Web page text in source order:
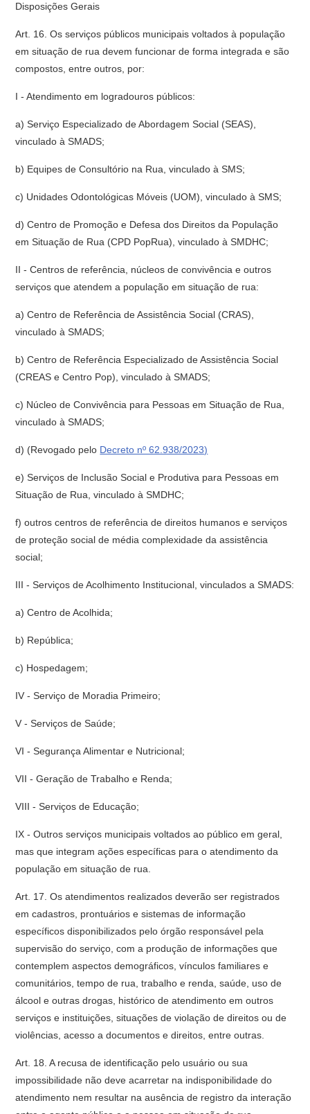
Disposições Gerais
Art. 16. Os serviços públicos municipais voltados à população
em situação de rua devem funcionar de forma integrada e são
compostos, entre outros, por:
I - Atendimento em logradouros públicos:
a) Serviço Especializado de Abordagem Social (SEAS),
vinculado à SMADS;
b) Equipes de Consultório na Rua, vinculado à SMS;
c) Unidades Odontológicas Móveis (UOM), vinculado à SMS;
d) Centro de Promoção e Defesa dos Direitos da População
em Situação de Rua (CPD PopRua), vinculado à SMDHC;
II - Centros de referência, núcleos de convivência e outros
serviços que atendem a população em situação de rua:
a) Centro de Referência de Assistência Social (CRAS),
vinculado à SMADS;
b) Centro de Referência Especializado de Assistência Social
(CREAS e Centro Pop), vinculado à SMADS;
c) Núcleo de Convivência para Pessoas em Situação de Rua,
vinculado à SMADS;
d) (Revogado pelo Decreto nº 62.938/2023)
e) Serviços de Inclusão Social e Produtiva para Pessoas em
Situação de Rua, vinculado à SMDHC;
f) outros centros de referência de direitos humanos e serviços
de proteção social de média complexidade da assistência
social;
III - Serviços de Acolhimento Institucional, vinculados a SMADS:
a) Centro de Acolhida;
b) República;
c) Hospedagem;
IV - Serviço de Moradia Primeiro;
V - Serviços de Saúde;
VI - Segurança Alimentar e Nutricional;
VII - Geração de Trabalho e Renda;
VIII - Serviços de Educação;
IX - Outros serviços municipais voltados ao público em geral,
mas que integram ações específicas para o atendimento da
população em situação de rua.
Art. 17. Os atendimentos realizados deverão ser registrados
em cadastros, prontuários e sistemas de informação
específicos disponibilizados pelo órgão responsável pela
supervisão do serviço, com a produção de informações que
contemplem aspectos demográficos, vínculos familiares e
comunitários, tempo de rua, trabalho e renda, saúde, uso de
álcool e outras drogas, histórico de atendimento em outros
serviços e instituições, situações de violação de direitos ou de
violências, acesso a documentos e direitos, entre outras.
Art. 18. A recusa de identificação pelo usuário ou sua
impossibilidade não deve acarretar na indisponibilidade do
atendimento nem resultar na ausência de registro da interação